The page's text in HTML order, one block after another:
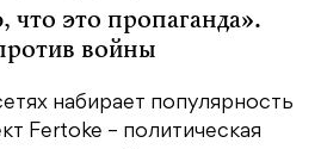
это пропаганда».
войны
набирает популярность
Fertoke – политическая